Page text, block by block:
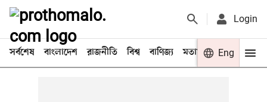
Login
সর্বশেষ বাংলাদেশ রাজনীতি বিশ্ব বাণিজ্য মতামত খেলা
Eng